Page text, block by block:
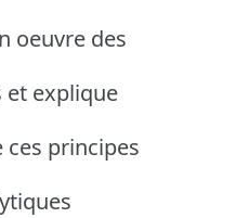
oeuvre des
et explique
principes